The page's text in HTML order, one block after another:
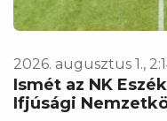
2026. augusztus 1.,
Ismét az NK
Ifjúsági